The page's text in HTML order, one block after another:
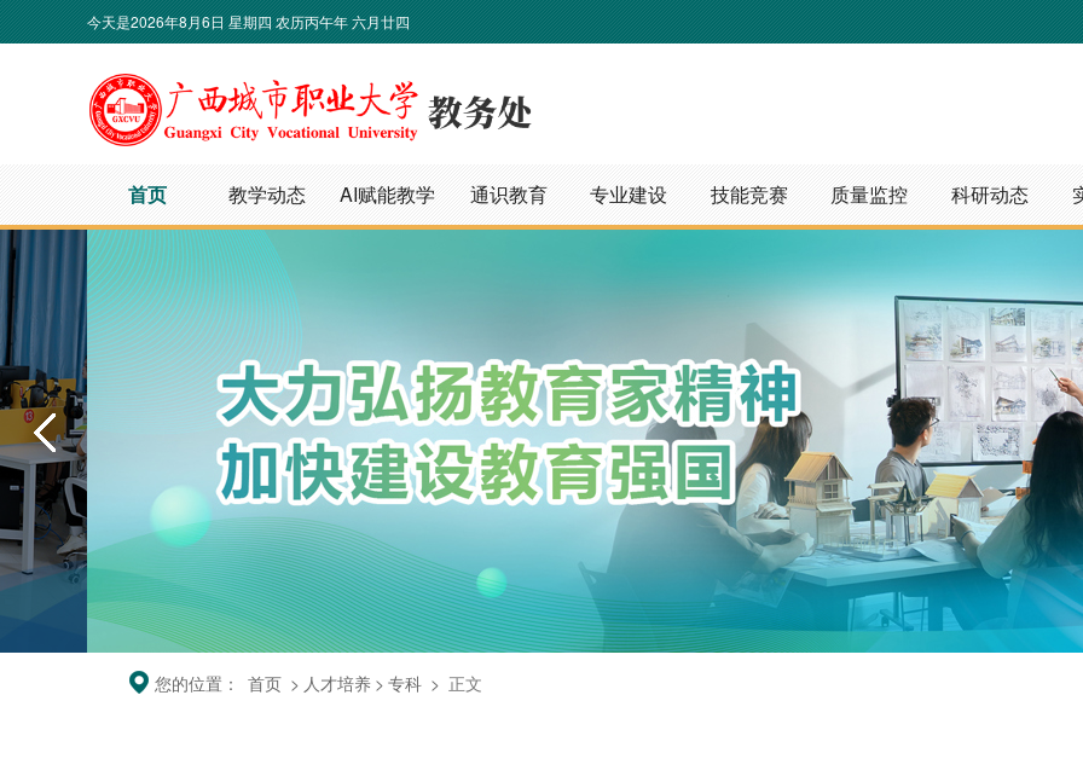
今天是2026年8月6日 星期四 农历丙午年 六月廿四
首页 教学动态 AI赋能教学 通识教育 专业建设 技能竞赛 质量监控 科研动态
您的位置： 首页 > 人才培养 > 专科 > 正文